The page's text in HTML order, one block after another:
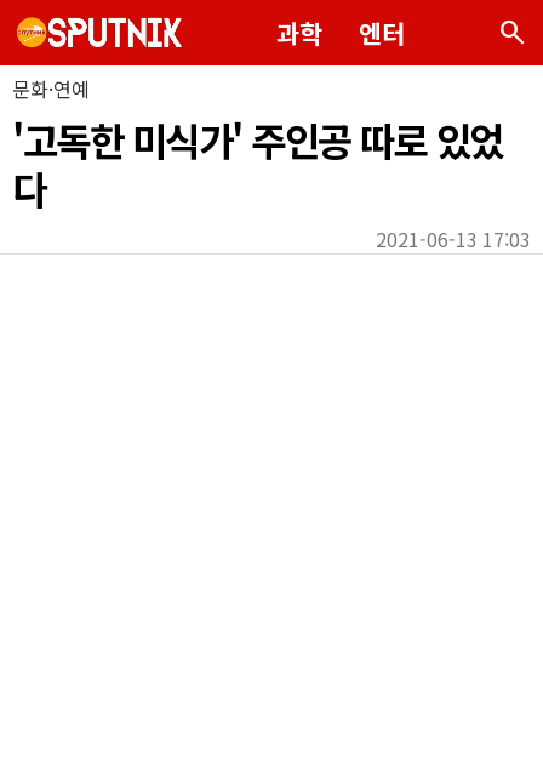
과학 엔터 search
문화·연예
'고독한 미식가' 주인공 따로 있었
다
2021-06-13 17:03